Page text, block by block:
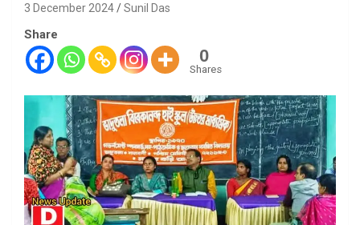
3 December 2024 Sunil Das
Share
0
Shares